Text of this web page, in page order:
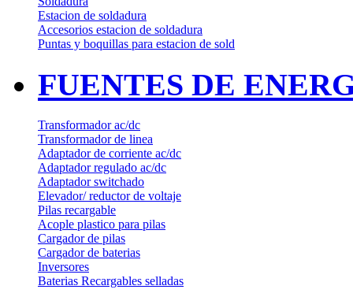
Estacion de soldadura
Accesorios estacion de soldadura
Puntas y boquillas para estacion de sold
FUENTES DE
Transformador ac/dc
Transformador de linea
Adaptador de corriente ac/dc
Adaptador regulado ac/dc
Adaptador switchado
Elevador/ reductor de voltaje
Pilas recargable
Acople plastico para pilas
Cargador de pilas
Cargador de baterias
Inversores
Baterias Recargables selladas